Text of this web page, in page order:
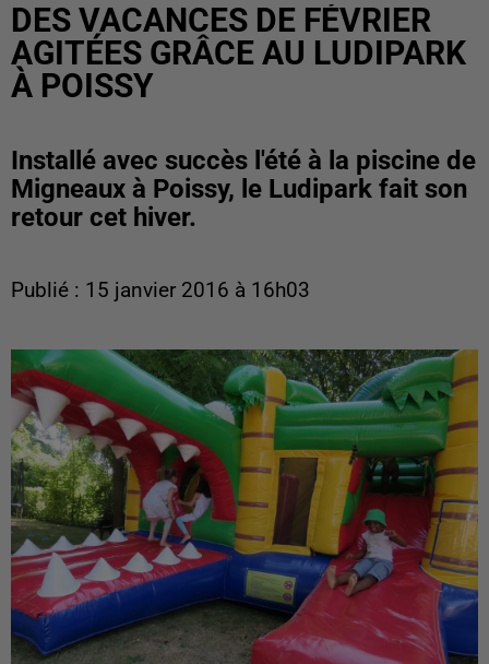
DES VACANCES DE FÉVRIER
AGITÉES GRÂCE AU LUDIPARK
À POISSY
Installé avec succès l'été à la piscine de
Migneaux à Poissy, le Ludipark fait son
retour cet hiver.
Publié : 15 janvier 2016 à 16h03